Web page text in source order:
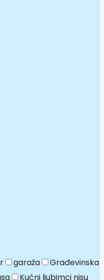
garaža
Građevinska
Kućni ljubimci nisu